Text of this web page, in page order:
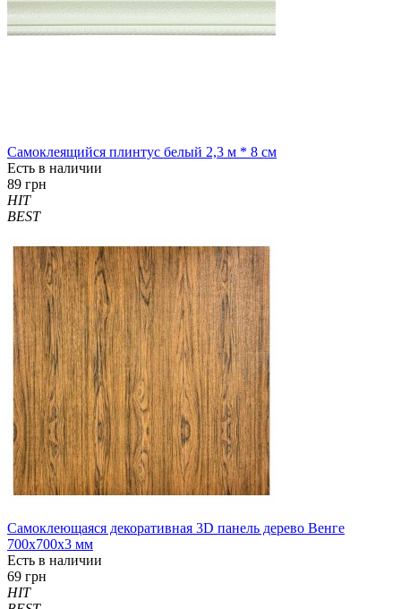
Самоклеящийся плинтус белый 2,3 м * 8 см
Есть в наличии
89 грн
HIT
BEST
Самоклеющаяся декоративная 3D панель дерево Венге
700x700x3 мм
Есть в наличии
69 грн
HIT